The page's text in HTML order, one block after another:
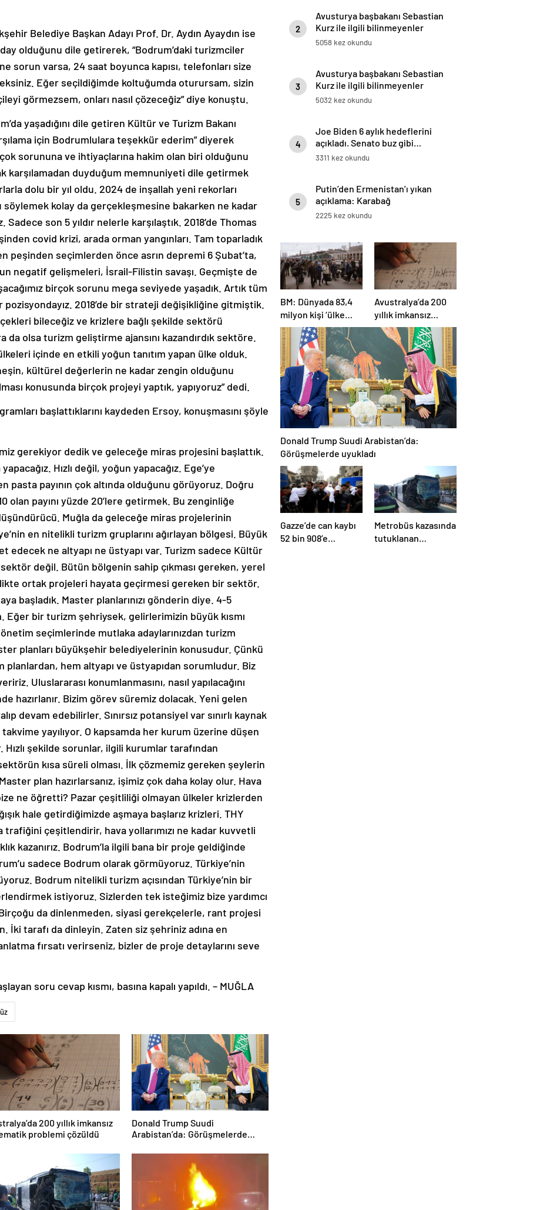
Belediye Başkan Adayı Prof. Dr. Aydın Ayaydın ise
olduğunu dile getirerek, “Bodrum’daki turizmciler
sorun varsa, 24 saat boyunca kapısı, telefonları size
Eğer seçildiğimde koltuğumda oturursam, sizin
görmezsem, onları nasıl çözeceğiz” diye konuştu.
yaşadığını dile getiren Kültür ve Turizm Bakanı
için Bodrumlulara teşekkür ederim” diyerek
sorununa ve ihtiyaçlarına hakim olan biri olduğunu
karşılamadan duyduğum memnuniyeti dile getirmek
dolu bir yıl oldu. 2024 de inşallah yeni rekorları
söylemek kolay da gerçekleşmesine bakarken ne kadar
son 5 yıldır nelerle karşılaştık. 2018’de Thomas
covid krizi, arada orman yangınları. Tam toparladık
peşinden seçimlerden önce asrın depremi 6 Şubat’ta,
negatif gelişmeleri, İsrail-Filistin savaşı. Geçmişte de
birçok sorunu mega seviyede yaşadık. Artık tüm
2018’de bir strateji değişikliğine gitmiştik.
bileceğiz ve krizlere bağlı şekilde sektörü
da olsa turizm geliştirme ajansını kazandırdık sektöre.
içinde en etkili yoğun tanıtım yapan ülke olduk.
kültürel değerlerin ne kadar zengin olduğunu
konusunda birçok projeyi yaptık, yapıyoruz” dedi.
başlattıklarını kaydeden Ersoy, konuşmasını şöyle
gerekiyor dedik ve geleceğe miras projesini başlattık.
Hızlı değil, yoğun yapacağız. Ege’ye
pasta payının çok altında olduğunu görüyoruz. Doğru
olan payını yüzde 20’lere getirmek. Bu zenginliğe
Muğla da geleceğe miras projelerinin
en nitelikli turizm gruplarını ağırlayan bölgesi. Büyük
edecek ne altyapı ne üstyapı var. Turizm sadece Kültür
değil. Bütün bölgenin sahip çıkması gereken, yerel
ortak projeleri hayata geçirmesi gereken bir sektör.
başladık. Master planlarınızı gönderin diye. 4-5
Eğer bir turizm şehriysek, gelirlerimizin büyük kısmı
seçimlerinde mutlaka adaylarınızdan turizm
planları büyükşehir belediyelerinin konusudur. Çünkü
hem altyapı ve üstyapıdan sorumludur. Biz
Uluslararası konumlanmasını, nasıl yapılacağını
hazırlanır. Bizim görev süremiz dolacak. Yeni gelen
devam edebilirler. Sınırsız potansiyel var sınırlı kaynak
yayılıyor. O kapsamda her kurum üzerine düşen
Hızlı şekilde sorunlar, ilgili kurumlar tarafından
kısa süreli olması. İlk çözmemiz gereken şeylerin
plan hazırlarsanız, işimiz çok daha kolay olur. Hava
ne öğretti? Pazar çeşitliliği olmayan ülkeler krizlerden
hale getirdiğimizde aşmaya başlarız krizleri. THY
trafiğini çeşitlendirir, hava yollarımızı ne kadar kuvvetli
kazanırız. Bodrum’la ilgili bana bir proje geldiğinde
sadece Bodrum olarak görmüyoruz. Türkiye’nin
Bodrum nitelikli turizm açısından Türkiye’nin bir
istiyoruz. Sizlerden tek isteğimiz bize yardımcı
da dinlenmeden, siyasi gerekçelerle, rant projesi
tarafı da dinleyin. Zaten siz şehriniz adına en
fırsatı verirseniz, bizler de proje detaylarını seve
soru cevap kısmı, basına kapalı yapıldı. – MUĞLA
200 yıllık imkansız
problemi çözüldü
Donald Trump Suudi
Arabistan’da: Görüşmelerde
2
Avusturya başbakanı Sebastian
Kurz ile ilgili bilinmeyenler
5058 kez okundu
3
Avusturya başbakanı Sebastian
Kurz ile ilgili bilinmeyenler
5032 kez okundu
4
Joe Biden 6 aylık hedeflerini
açıkladı. Senato buz gibi…
3311 kez okundu
5
Putin’den Ermenistan’ı yıkan
açıklama: Karabağ
Azerbaycan’ın ayrılmaz bir
2225 kez okundu
BM: Dünyada 83,4
milyon kişi ‘ülke
içinde yerinden
edilmiş’ olarak
yaşıyor
Avustralya’da 200
yıllık imkansız
matematik
problemi çözüldü
Donald Trump Suudi Arabistan’da:
Görüşmelerde uyukladı
Gazze’de can kaybı
52 bin 908’e
Metrobüs kazasında
tutuklanan